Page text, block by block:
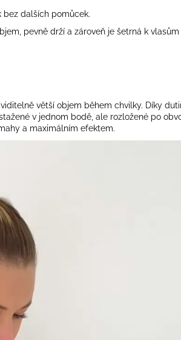
dalších pomůcek.
pevně drží a zároveň je šetrná k vlasům
větší objem během chvilky. Díky
v jednom bodě, ale rozložené po
a maximálním efektem.